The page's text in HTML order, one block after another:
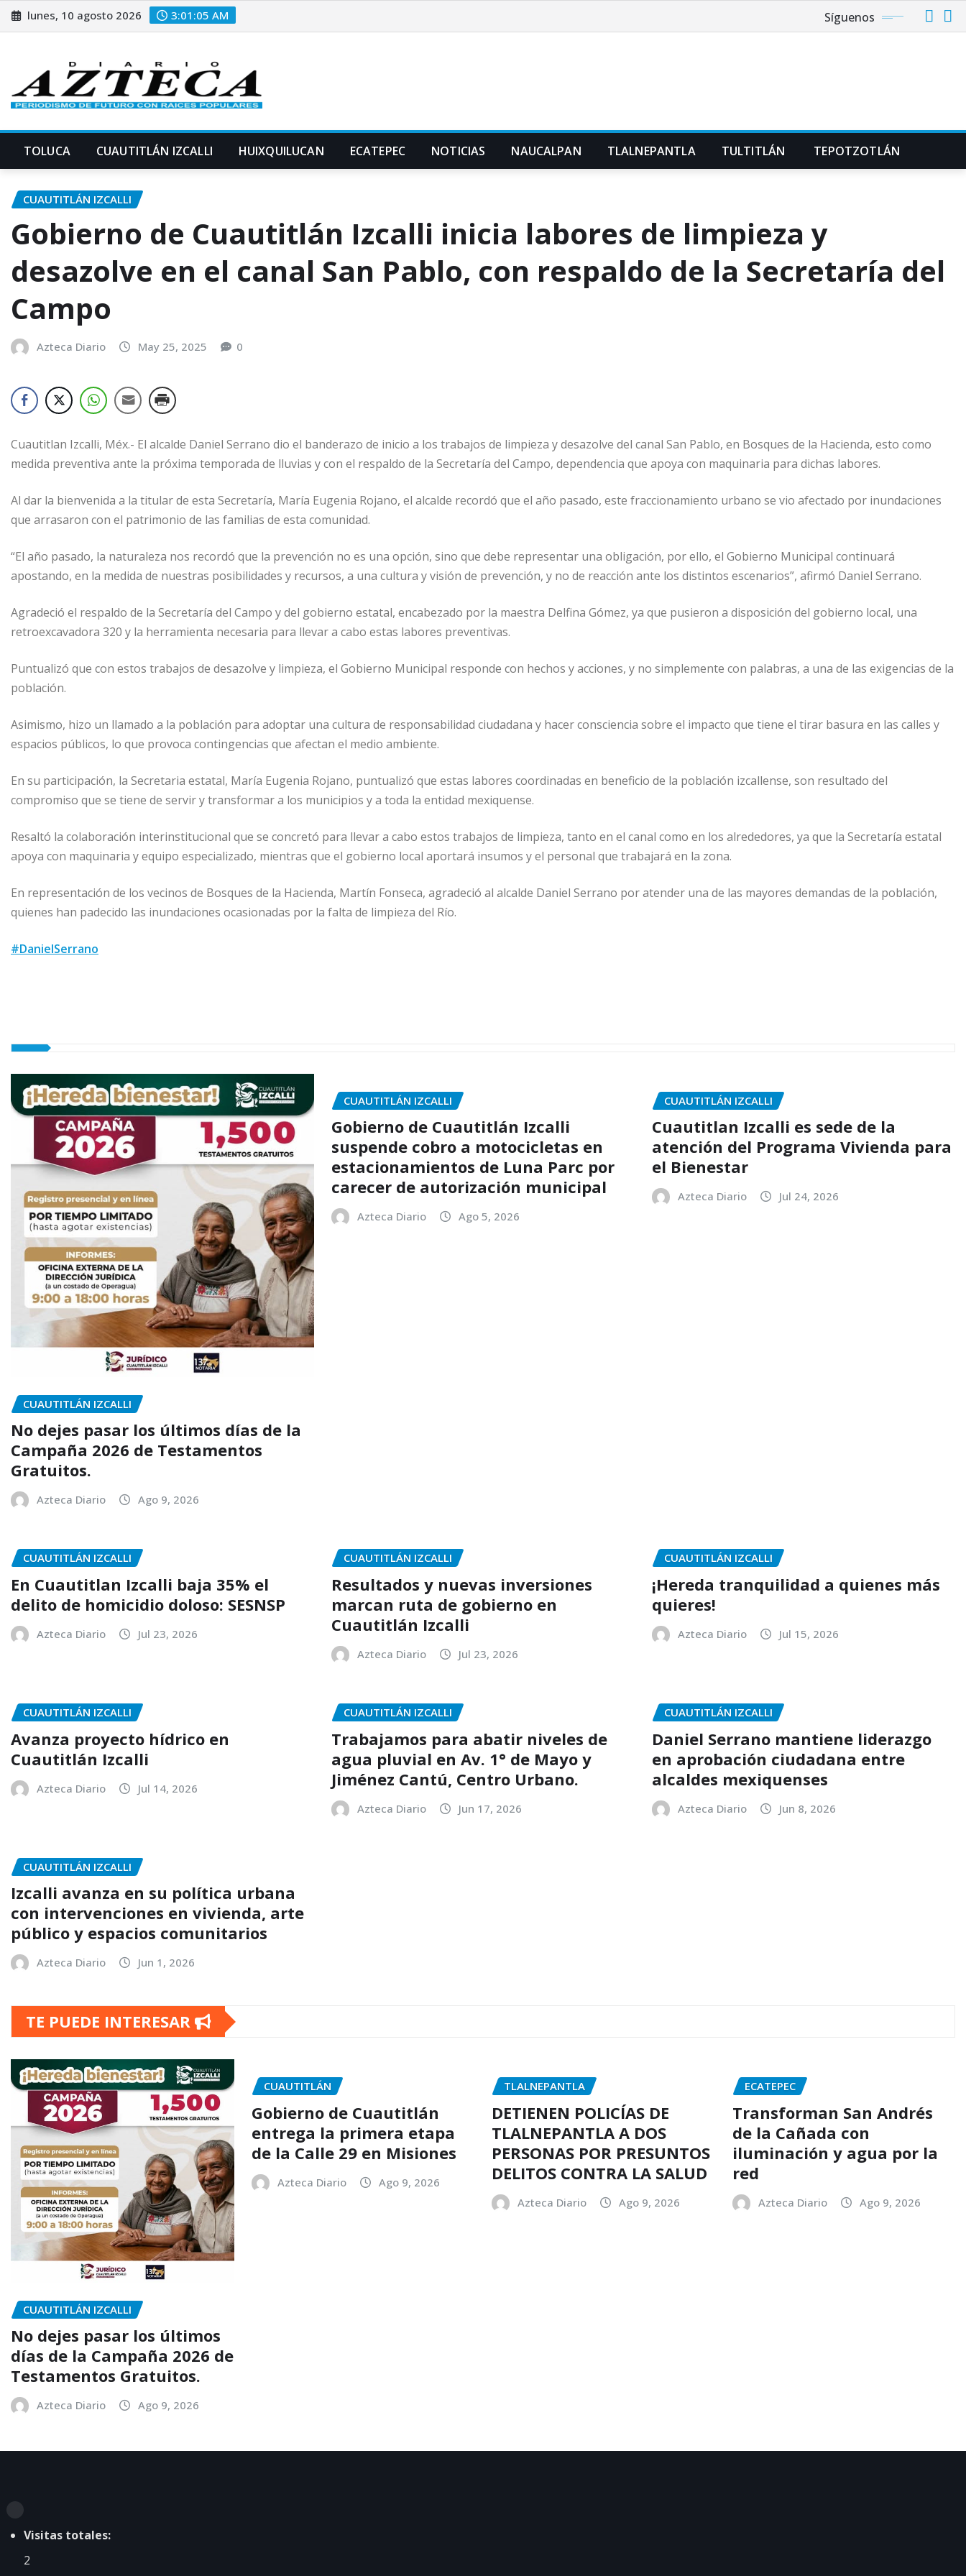
Saltar
al
lunes, 10 agosto 2026 3:01:06 AM Síguenos
TOLUCA CUAUTITLÁN IZCALLI HUIXQUILUCAN ECATEPEC NOTICIAS NAUCALPAN TLALNEPANTLA TULTITLÁN TEPOTZOTLÁN
CUAUTITLÁN IZCALLI
Gobierno de Cuautitlán Izcalli inicia labores de limpieza y
desazolve en el canal San Pablo, con respaldo de la Secretaría del
Campo
Azteca Diario May 25, 2025 0
Cuautitlan Izcalli, Méx.- El alcalde Daniel Serrano dio el banderazo de inicio a los trabajos de limpieza y desazolve del canal San Pablo, en Bosques de la Hacienda, esto como
medida preventiva ante la próxima temporada de lluvias y con el respaldo de la Secretaría del Campo, dependencia que apoya con maquinaria para dichas labores.
Al dar la bienvenida a la titular de esta Secretaría, María Eugenia Rojano, el alcalde recordó que el año pasado, este fraccionamiento urbano se vio afectado por inundaciones
que arrasaron con el patrimonio de las familias de esta comunidad.
“El año pasado, la naturaleza nos recordó que la prevención no es una opción, sino que debe representar una obligación, por ello, el Gobierno Municipal continuará
apostando, en la medida de nuestras posibilidades y recursos, a una cultura y visión de prevención, y no de reacción ante los distintos escenarios”, afirmó Daniel Serrano.
Agradeció el respaldo de la Secretaría del Campo y del gobierno estatal, encabezado por la maestra Delfina Gómez, ya que pusieron a disposición del gobierno local, una
retroexcavadora 320 y la herramienta necesaria para llevar a cabo estas labores preventivas.
Puntualizó que con estos trabajos de desazolve y limpieza, el Gobierno Municipal responde con hechos y acciones, y no simplemente con palabras, a una de las exigencias de la
población.
Asimismo, hizo un llamado a la población para adoptar una cultura de responsabilidad ciudadana y hacer consciencia sobre el impacto que tiene el tirar basura en las calles y
espacios públicos, lo que provoca contingencias que afectan el medio ambiente.
En su participación, la Secretaria estatal, María Eugenia Rojano, puntualizó que estas labores coordinadas en beneficio de la población izcallense, son resultado del
compromiso que se tiene de servir y transformar a los municipios y a toda la entidad mexiquense.
Resaltó la colaboración interinstitucional que se concretó para llevar a cabo estos trabajos de limpieza, tanto en el canal como en los alrededores, ya que la Secretaría estatal
apoya con maquinaria y equipo especializado, mientras que el gobierno local aportará insumos y el personal que trabajará en la zona.
En representación de los vecinos de Bosques de la Hacienda, Martín Fonseca, agradeció al alcalde Daniel Serrano por atender una de las mayores demandas de la población,
quienes han padecido las inundaciones ocasionadas por la falta de limpieza del Río.
#DanielSerrano
CUAUTITLÁN IZCALLI
No dejes pasar los últimos días de la
Campaña 2026 de Testamentos
Gratuitos.
Azteca Diario Ago 9, 2026
CUAUTITLÁN IZCALLI
Gobierno de Cuautitlán Izcalli
suspende cobro a motocicletas en
estacionamientos de Luna Parc por
carecer de autorización municipal
Azteca Diario Ago 5, 2026
CUAUTITLÁN IZCALLI
Cuautitlan Izcalli es sede de la
atención del Programa Vivienda para
el Bienestar
Azteca Diario Jul 24, 2026
CUAUTITLÁN IZCALLI
En Cuautitlan Izcalli baja 35% el
delito de homicidio doloso: SESNSP
Azteca Diario Jul 23, 2026
CUAUTITLÁN IZCALLI
Resultados y nuevas inversiones
marcan ruta de gobierno en
Cuautitlán Izcalli
Azteca Diario Jul 23, 2026
CUAUTITLÁN IZCALLI
¡Hereda tranquilidad a quienes más
quieres!
Azteca Diario Jul 15, 2026
CUAUTITLÁN IZCALLI
Avanza proyecto hídrico en
Cuautitlán Izcalli
Azteca Diario Jul 14, 2026
CUAUTITLÁN IZCALLI
Trabajamos para abatir niveles de
agua pluvial en Av. 1° de Mayo y
Jiménez Cantú, Centro Urbano.
Azteca Diario Jun 17, 2026
CUAUTITLÁN IZCALLI
Daniel Serrano mantiene liderazgo
en aprobación ciudadana entre
alcaldes mexiquenses
Azteca Diario Jun 8, 2026
CUAUTITLÁN IZCALLI
Izcalli avanza en su política urbana
con intervenciones en vivienda, arte
público y espacios comunitarios
Azteca Diario Jun 1, 2026
TE PUEDE INTERESAR
CUAUTITLÁN IZCALLI
No dejes pasar los últimos
días de la Campaña 2026 de
Testamentos Gratuitos.
Azteca Diario Ago 9, 2026
CUAUTITLÁN
Gobierno de Cuautitlán
entrega la primera etapa
de la Calle 29 en Misiones
Azteca Diario Ago 9, 2026
TLALNEPANTLA
DETIENEN POLICÍAS DE
TLALNEPANTLA A DOS
PERSONAS POR PRESUNTOS
DELITOS CONTRA LA SALUD
Azteca Diario Ago 9, 2026
ECATEPEC
Transforman San Andrés
de la Cañada con
iluminación y agua por la
red
Azteca Diario Ago 9, 2026
Visitas totales:
2